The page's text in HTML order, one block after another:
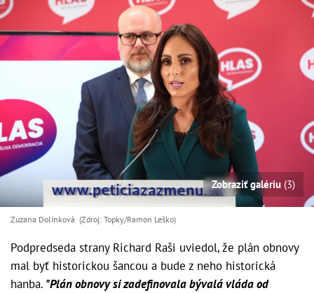
Zobraziť galériu (3)
Zuzana Dolinková (Zdroj: Topky/Ramon Leško)
Podpredseda strany Richard Raši uviedol, že plán obnovy
mal byť historickou šancou a bude z neho historická
hanba. "Plán obnovy si zadefinovala bývalá vláda od